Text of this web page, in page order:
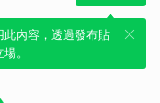
內容，透過發布貼
。